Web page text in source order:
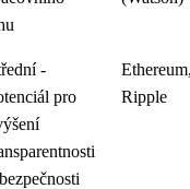
-
pro
Ripple